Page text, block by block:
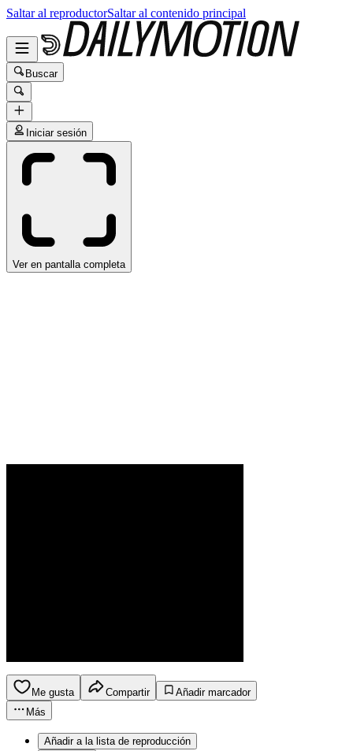
Saltar al reproductorSaltar al contenido principal
Buscar
Iniciar sesión
Ver en pantalla completa
Me gusta Compartir
Añadir marcador
Más
Añadir a la lista de reproducción